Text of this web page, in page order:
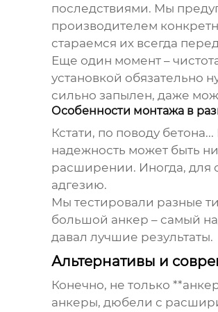
последствиями. Мы
производителем
стараемся их всегда
Еще один момент –
установкой обязательно
сильно запылен, даже
Особенности монтажа в
Кстати, по поводу
надежность может быть
расширении. Иногда, для
адгезию.
Мы тестировали разные
большой анкер – самый
давал лучшие результаты.
Альтернативы и
Конечно, не только
анкеры, дюбели с